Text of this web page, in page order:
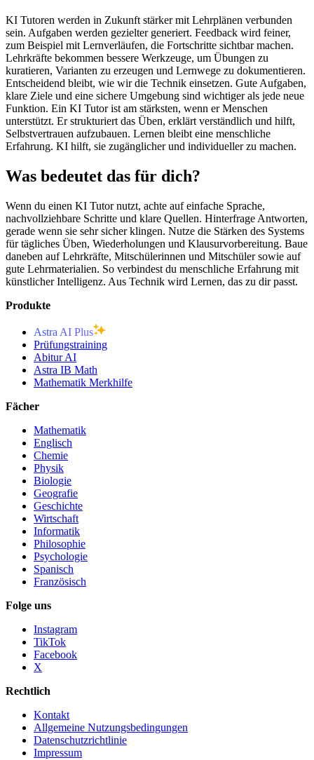
KI Tutoren werden in Zukunft stärker mit Lehrplänen verbunden
sein. Aufgaben werden gezielter generiert. Feedback wird feiner,
zum Beispiel mit Lernverläufen, die Fortschritte sichtbar machen.
Lehrkräfte bekommen bessere Werkzeuge, um Übungen zu
kuratieren, Varianten zu erzeugen und Lernwege zu dokumentieren.
Entscheidend bleibt, wie wir die Technik einsetzen. Gute Aufgaben,
klare Ziele und eine sichere Umgebung sind wichtiger als jede neue
Funktion. Ein KI Tutor ist am stärksten, wenn er Menschen
unterstützt. Er strukturiert das Üben, erklärt verständlich und hilft,
Selbstvertrauen aufzubauen. Lernen bleibt eine menschliche
Erfahrung. KI hilft, sie zugänglicher und individueller zu machen.
Was bedeutet das für dich?
Wenn du einen KI Tutor nutzt, achte auf einfache Sprache,
nachvollziehbare Schritte und klare Quellen. Hinterfrage Antworten,
gerade wenn sie sehr sicher klingen. Nutze die Stärken des Systems
für tägliches Üben, Wiederholungen und Klausurvorbereitung. Baue
daneben auf Lehrkräfte, Mitschülerinnen und Mitschüler sowie auf
gute Lehrmaterialien. So verbindest du menschliche Erfahrung mit
künstlicher Intelligenz. Aus Technik wird Lernen, das zu dir passt.
Produkte
Astra AI Plus
Prüfungstraining
Abitur AI
Astra IB Math
Mathematik Merkhilfe
Fächer
Mathematik
Englisch
Chemie
Physik
Biologie
Geografie
Geschichte
Wirtschaft
Informatik
Philosophie
Psychologie
Spanisch
Französisch
Folge uns
Instagram
TikTok
Facebook
X
Rechtlich
Kontakt
Allgemeine Nutzungsbedingungen
Datenschutzrichtlinie
Impressum